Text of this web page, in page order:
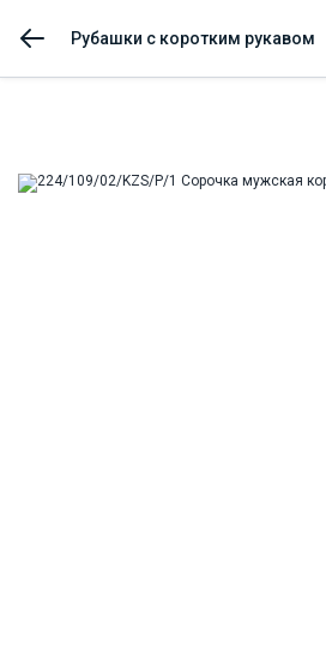
Рубашки с коротким рукавом